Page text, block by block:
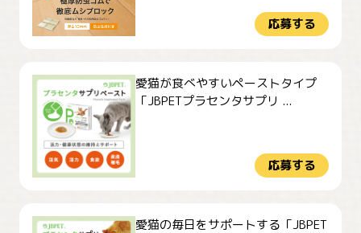
応募する
愛猫が食べやすいペーストタイプ
「JBPETプラセンタサプリ ...
応募する
愛猫の毎日をサポートする「JBPET